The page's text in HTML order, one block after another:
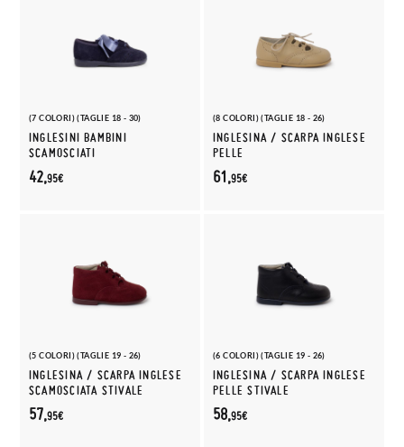
(7 COLORI) (TAGLIE 18 - 30)
INGLESINI BAMBINI
SCAMOSCIATI
42,95€
(8 COLORI) (TAGLIE 18 - 26)
INGLESINA / SCARPA INGLESE
PELLE
61,95€
(5 COLORI) (TAGLIE 19 - 26)
INGLESINA / SCARPA INGLESE
SCAMOSCIATA STIVALE
57,95€
(6 COLORI) (TAGLIE 19 - 26)
INGLESINA / SCARPA INGLESE
PELLE STIVALE
58,95€